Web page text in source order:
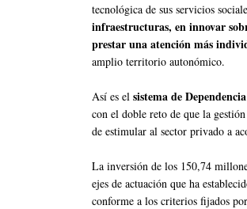
tecnológica de sus servicios
infraestructuras, en innovar
prestar una atención más
amplio territorio autonómico.
Así es el sistema de
con el doble reto de que la
de estimular al sector privado a
La inversión de los 150,74
ejes de actuación que ha
conforme a los criterios fijados